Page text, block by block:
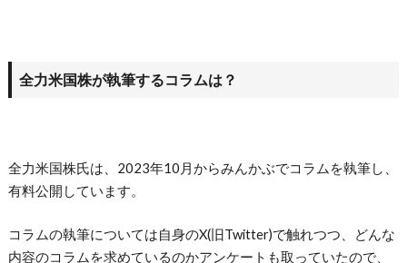
全力米国株が執筆するコラムは？
全力米国株氏は、2023年10月からみんかぶでコラムを執筆し、
有料公開しています。
コラムの執筆については自身のX(旧Twitter)で触れつつ、どんな
内容のコラムを求めているのかアンケートも取っていたので、